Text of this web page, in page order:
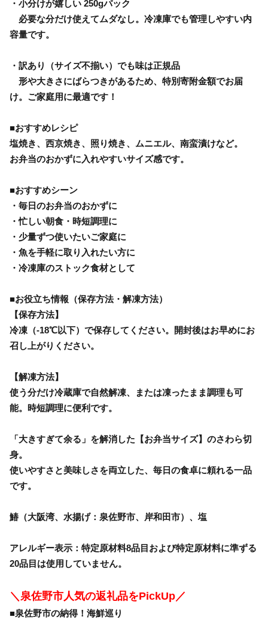
・小分けが嬉しい 250gパック
必要な分だけ使えてムダなし。冷凍庫でも管理しやすい内
容量です。
・訳あり（サイズ不揃い）でも味は正規品
形や大きさにばらつきがあるため、特別寄附金額でお届
け。ご家庭用に最適です！
■おすすめレシピ
塩焼き、西京焼き、照り焼き、ムニエル、南蛮漬けなど。
お弁当のおかずに入れやすいサイズ感です。
■おすすめシーン
・毎日のお弁当のおかずに
・忙しい朝食・時短調理に
・少量ずつ使いたいご家庭に
・魚を手軽に取り入れたい方に
・冷凍庫のストック食材として
■お役立ち情報（保存方法・解凍方法）
【保存方法】
冷凍（-18℃以下）で保存してください。開封後はお早めにお
召し上がりください。
【解凍方法】
使う分だけ冷蔵庫で自然解凍、または凍ったまま調理も可
能。時短調理に便利です。
「大きすぎて余る」を解消した【お弁当サイズ】のさわら切
身。
使いやすさと美味しさを両立した、毎日の食卓に頼れる一品
です。
鰆（大阪湾、水揚げ：泉佐野市、岸和田市）、塩
アレルギー表示：特定原材料8品目および特定原材料に準ずる
20品目は使用していません。
＼泉佐野市人気の返礼品をPickUp／
■泉佐野市の納得！海鮮巡り